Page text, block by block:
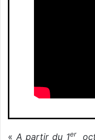
« A partir du 1er